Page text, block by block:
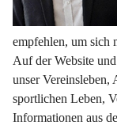
empfehlen, um sich
Auf der Website
unser Vereinsleben,
sportlichen Leben,
Informationen aus